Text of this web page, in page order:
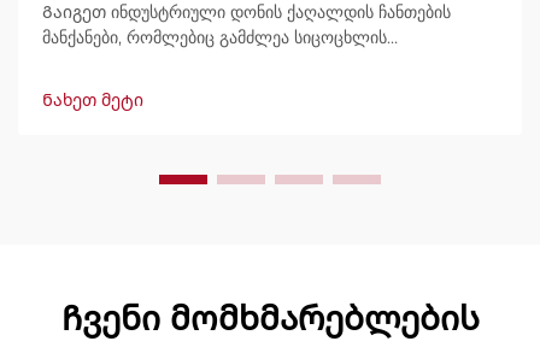
Გაიგეთ ინდუსტრიული დონის ქაღალდის ჩანთების
მანქანები, რომლებიც გამძლეა სიცოცხლის
მსოფლიოში ნდობით გამოიყენება გამძლეობის,
მარტივად მართვის და მინიმალური შესვენების გამო.
Ნახეთ მეტი
Ჩვენი მომხმარებლების